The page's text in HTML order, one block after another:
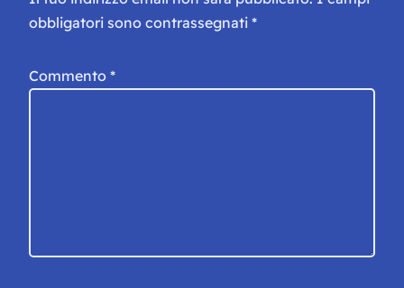
obbligatori sono contrassegnati *
Commento *